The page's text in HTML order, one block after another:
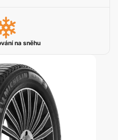
na sněhu